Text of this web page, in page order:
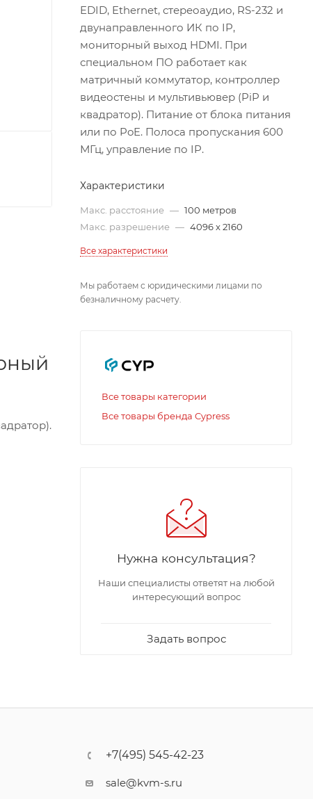
EDID, Ethernet, стереоаудио, RS-232 и
двунаправленного ИК по IP,
мониторный выход HDMI. При
специальном ПО работает как
матричный коммутатор, контроллер
видеостены и мультивьювер (PiP и
квадратор). Питание от блока питания
или по PoE. Полоса пропускания 600
МГц, управление по IP.
Характеристики
Макс. расстояние — 100 метров
Макс. разрешение — 4096 x 2160
Все характеристики
Мы работаем с юридическими лицами по
безналичному расчету.
Все товары категории
Все товары бренда Cypress
Нужна консультация?
Наши специалисты ответят на любой
интересующий вопрос
Задать вопрос
+7(495) 545-42-23
sale@kvm-s.ru